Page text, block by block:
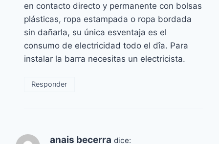
en contacto directo y permanente con bolsas
plásticas, ropa estampada o ropa bordada
sin dañarla, su única esventaja es el
consumo de electricidad todo el dîa. Para
instalar la barra necesitas un electricista.
Responder
anais becerra dice: